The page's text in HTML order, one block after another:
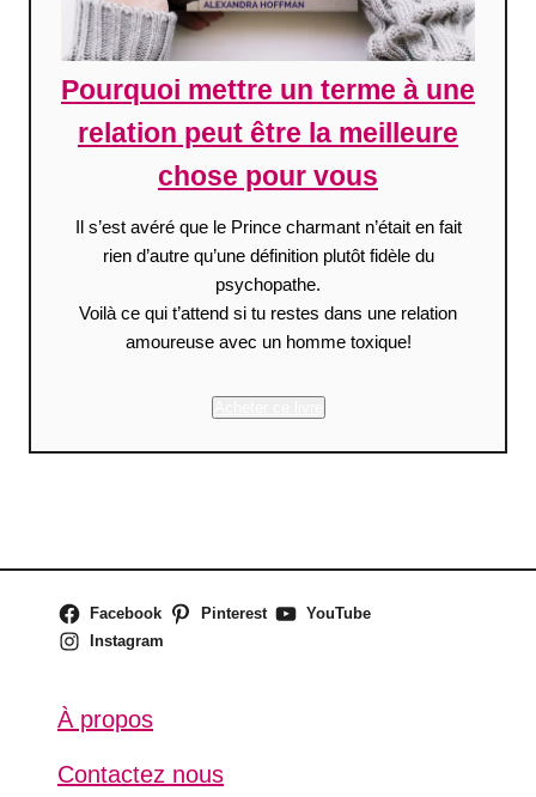
Pourquoi mettre un terme à une
relation peut être la meilleure
chose pour vous
Il s’est avéré que le Prince charmant n’était en fait
rien d’autre qu’une définition plutôt fidèle du
psychopathe.
Voilà ce qui t’attend si tu restes dans une relation
amoureuse avec un homme toxique!
Facebook Pinterest
YouTube
Instagram
À propos
Contactez nous